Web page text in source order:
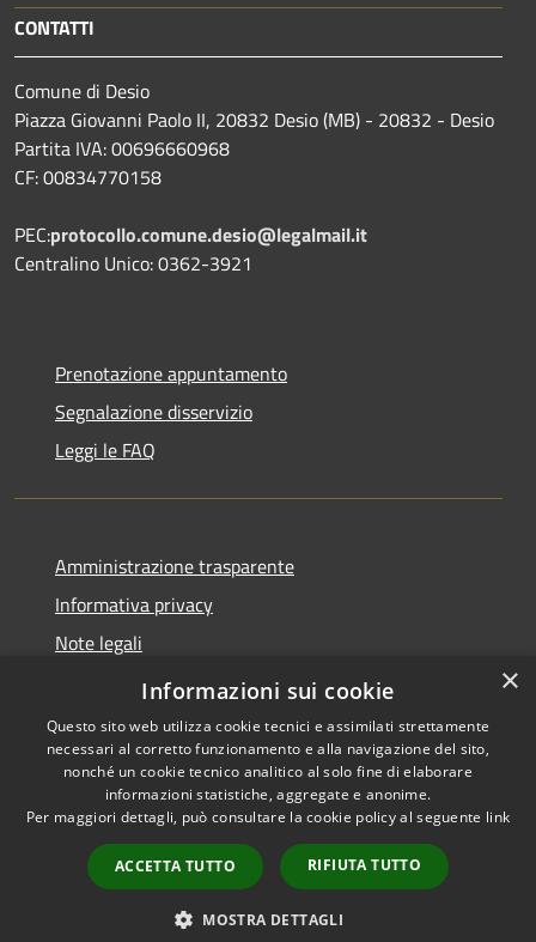
CONTATTI
Comune di Desio
Piazza Giovanni Paolo II, 20832 Desio (MB) - 20832 - Desio
Partita IVA: 00696660968
CF: 00834770158
PEC:protocollo.comune.desio@legalmail.it
Centralino Unico: 0362-3921
Prenotazione appuntamento
Segnalazione disservizio
Leggi le FAQ
Amministrazione trasparente
Informativa privacy
Note legali
Dichiarazione di accessibilità
Accessibilità
Copyright © 2026 • Comune di
Desio • Powered by
Municipium•
Accesso
redazione
×
Informazioni sui cookie
Questo sito web utilizza cookie tecnici e assimilati strettamente
necessari al corretto funzionamento e alla navigazione del sito,
nonché un cookie tecnico analitico al solo fine di elaborare
informazioni statistiche, aggregate e anonime.
Per maggiori dettagli, può consultare la cookie policy al seguente link
ACCETTA TUTTO RIFIUTA TUTTO
MOSTRA DETTAGLI